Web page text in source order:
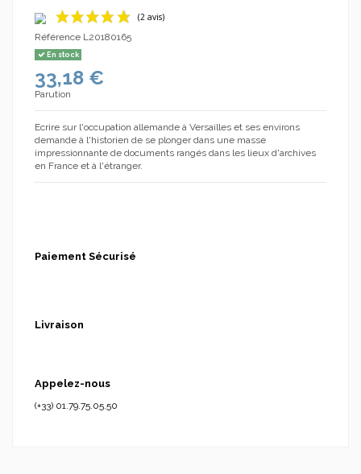
(2 avis)
Référence L20180165
En stock
33,18 €
Parution
Ecrire sur l'occupation allemande à Versailles et ses environs
demande à l'historien de se plonger dans une masse
impressionnante de documents rangés dans les lieux d'archives
en France et à l'étranger.
Paiement Sécurisé
Livraison
Appelez-nous
(+33) 01.79.75.05.50